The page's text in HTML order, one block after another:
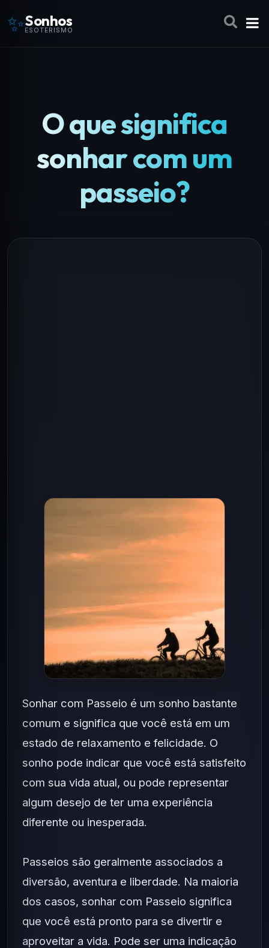
✨Sonhos
ESOTERISMO
O que significa
sonhar com um
passeio?
Sonhar com Passeio é um sonho bastante
comum e significa que você está em um
estado de relaxamento e felicidade. O
sonho pode indicar que você está satisfeito
com sua vida atual, ou pode representar
algum desejo de ter uma experiência
diferente ou inesperada.
Passeios são geralmente associados a
diversão, aventura e liberdade. Na maioria
dos casos, sonhar com Passeio significa
que você está pronto para se divertir e
aproveitar a vida. Pode ser uma indicação